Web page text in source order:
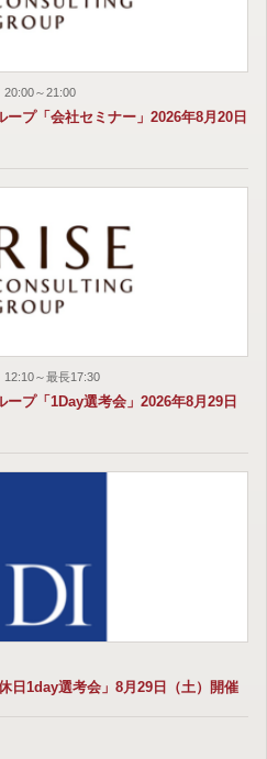
20:00～21:00
プ「会社セミナー」2026年8月20日
12:10～最長17:30
プ「1Day選考会」2026年8月29日
日1day選考会」8月29日（土）開催